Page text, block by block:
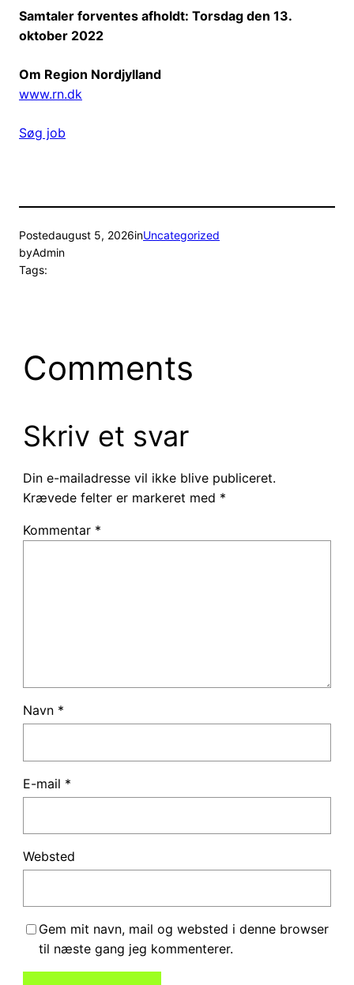
Samtaler forventes afholdt: Torsdag den 13.
oktober 2022
Om Region Nordjylland
www.rn.dk
Søg job
Postedaugust 5, 2026inUncategorized
byAdmin
Tags:
Comments
Skriv et svar
Din e-mailadresse vil ikke blive publiceret.
Krævede felter er markeret med *
Kommentar *
Navn *
E-mail *
Websted
Gem mit navn, mail og websted i denne browser
til næste gang jeg kommenterer.